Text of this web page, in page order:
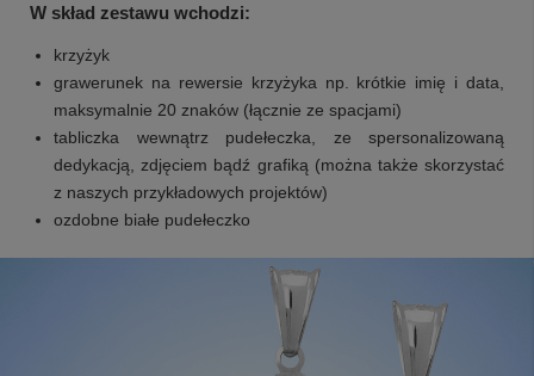
W skład zestawu wchodzi:
krzyżyk
grawerunek na rewersie krzyżyka np. krótkie imię i data,
maksymalnie 20 znaków (łącznie ze spacjami)
tabliczka wewnątrz pudełeczka, ze spersonalizowaną
dedykacją, zdjęciem bądź grafiką (można także skorzystać
z naszych przykładowych projektów)
ozdobne białe pudełeczko